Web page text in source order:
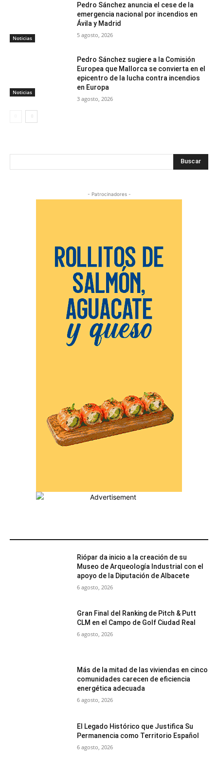
Noticias
Pedro Sánchez anuncia el cese de la
emergencia nacional por incendios en
Ávila y Madrid
5 agosto, 2026
Noticias
Pedro Sánchez sugiere a la Comisión
Europea que Mallorca se convierta en el
epicentro de la lucha contra incendios
en Europa
3 agosto, 2026
Buscar
- Patrocinadores -
Riópar da inicio a la creación de su
Museo de Arqueología Industrial con el
apoyo de la Diputación de Albacete
6 agosto, 2026
Gran Final del Ranking de Pitch & Putt
CLM en el Campo de Golf Ciudad Real
6 agosto, 2026
Más de la mitad de las viviendas en cinco
comunidades carecen de eficiencia
energética adecuada
6 agosto, 2026
El Legado Histórico que Justifica Su
Permanencia como Territorio Español
6 agosto, 2026